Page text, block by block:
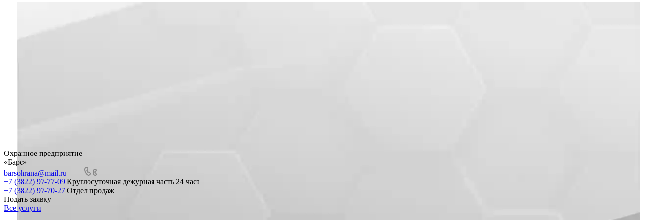
Охранное предприятие
«Барс»
barsohrana@mail.ru
+7 (3822) 97-77-09 Круглосуточная дежурная часть 24 часа
+7 (3822) 97-70-27 Отдел продаж
Подать заявку
Все услуги